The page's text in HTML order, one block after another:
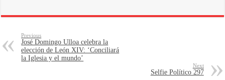
Previous
José Domingo Ulloa celebra la
elección de León XIV: ‘Conciliará
la Iglesia y el mundo’
Next
Selfie Político 297